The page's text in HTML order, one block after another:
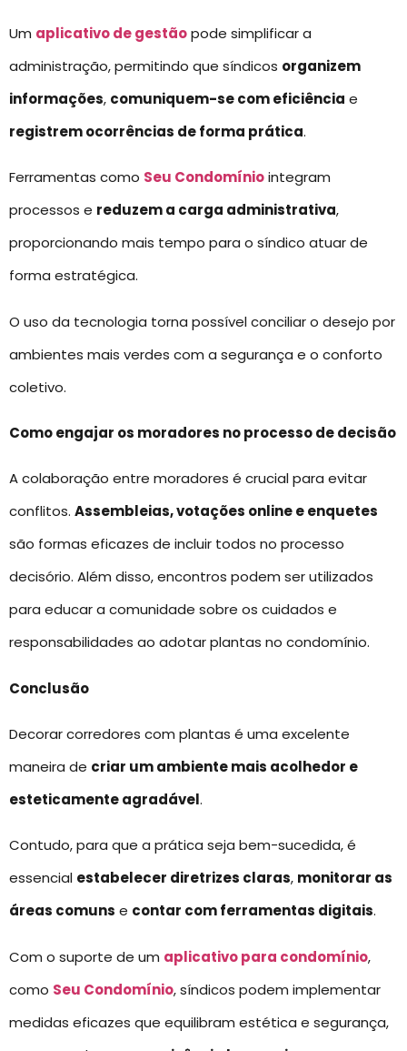
Um aplicativo de gestãopode simplificar a
administração, permitindo que síndicos organizem
informações, comuniquem-se com eficiência e
registrem ocorrências de forma prática.
Ferramentas como Seu Condomíniointegram
processos e reduzem a carga administrativa,
proporcionando mais tempo para o síndico atuar de
forma estratégica.
O uso da tecnologia torna possível conciliar o desejo por
ambientes mais verdes com a segurança e o conforto
coletivo.
Como engajar os moradores no processo de decisão
A colaboração entre moradores é crucial para evitar
conflitos. Assembleias, votações online e enquetes
são formas eficazes de incluir todos no processo
decisório. Além disso, encontros podem ser utilizados
para educar a comunidade sobre os cuidados e
responsabilidades ao adotar plantas no condomínio.
Conclusão
Decorar corredores com plantas é uma excelente
maneira de criar um ambiente mais acolhedor e
esteticamente agradável.
Contudo, para que a prática seja bem-sucedida, é
essencial estabelecer diretrizes claras, monitorar as
áreas comuns e contar com ferramentas digitais.
Com o suporte de um aplicativo para condomínio,
como Seu Condomínio, síndicos podem implementar
medidas eficazes que equilibram estética e segurança,